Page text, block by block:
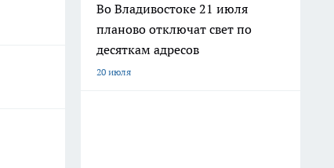
Во Владивостоке 21 июля
планово отключат свет по
десяткам адресов
20 июля